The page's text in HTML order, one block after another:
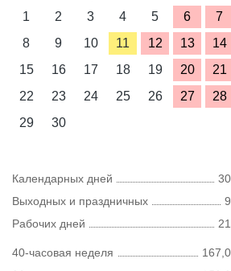
1
2 3 4 5 6
7
8
9 10 11 12 13
14
15
16 17 18 19 20
21
22
23 24 25 26 27
28
29
30
Календарных дней
30
Выходных и праздничных
9
Рабочих дней
21
40-часовая неделя
167,0